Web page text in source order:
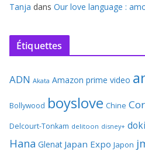
Tanja dans Our love language :
Étiquettes
ADN Akata Amazon prime video
Bollywood boyslove Chine
Delcourt-Tonkam delitoon disney+
Hana Glenat Japan Expo Japon